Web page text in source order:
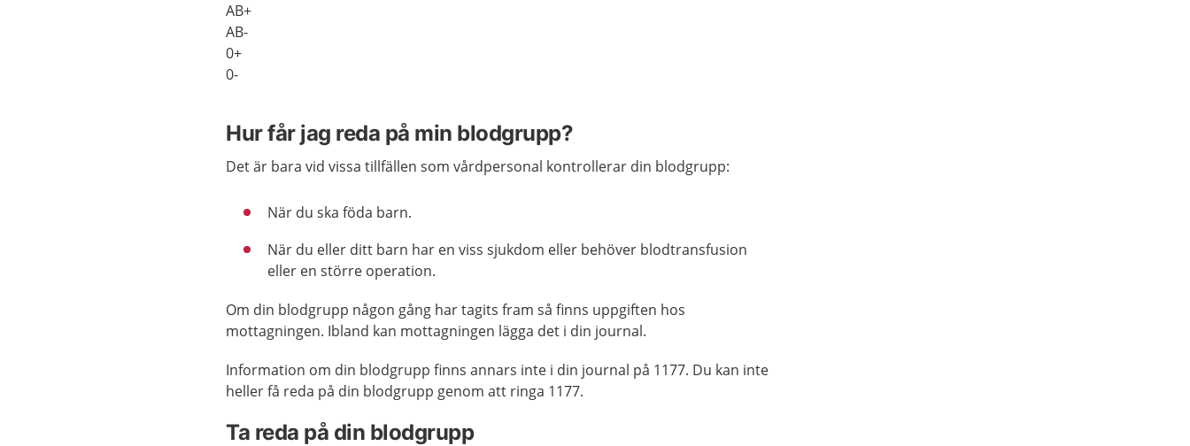
AB+
AB-
0+
0-
Hur får jag reda på min blodgrupp?
Det är bara vid vissa tillfällen som vårdpersonal kontrollerar din blodgrupp:
När du ska föda barn.
När du eller ditt barn har en viss sjukdom eller behöver blodtransfusion
eller en större operation.
Om din blodgrupp någon gång har tagits fram så finns uppgiften hos
mottagningen. Ibland kan mottagningen lägga det i din journal.
Information om din blodgrupp finns annars inte i din journal på 1177. Du kan inte
heller få reda på din blodgrupp genom att ringa 1177.
Ta reda på din blodgrupp